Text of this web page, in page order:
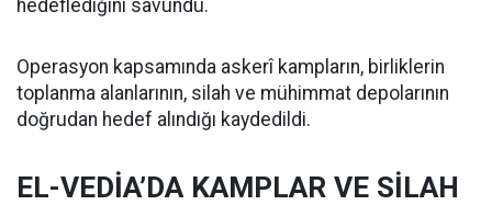
hedeflediğini savundu.
Operasyon kapsamında askerî kampların, birliklerin
toplanma alanlarının, silah ve mühimmat depolarının
doğrudan hedef alındığı kaydedildi.
EL-VEDİA’DA KAMPLAR VE SİLAH